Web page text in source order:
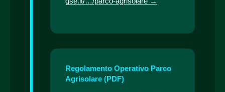
Regolamento Operativo Parco
Agrisolare (PDF)